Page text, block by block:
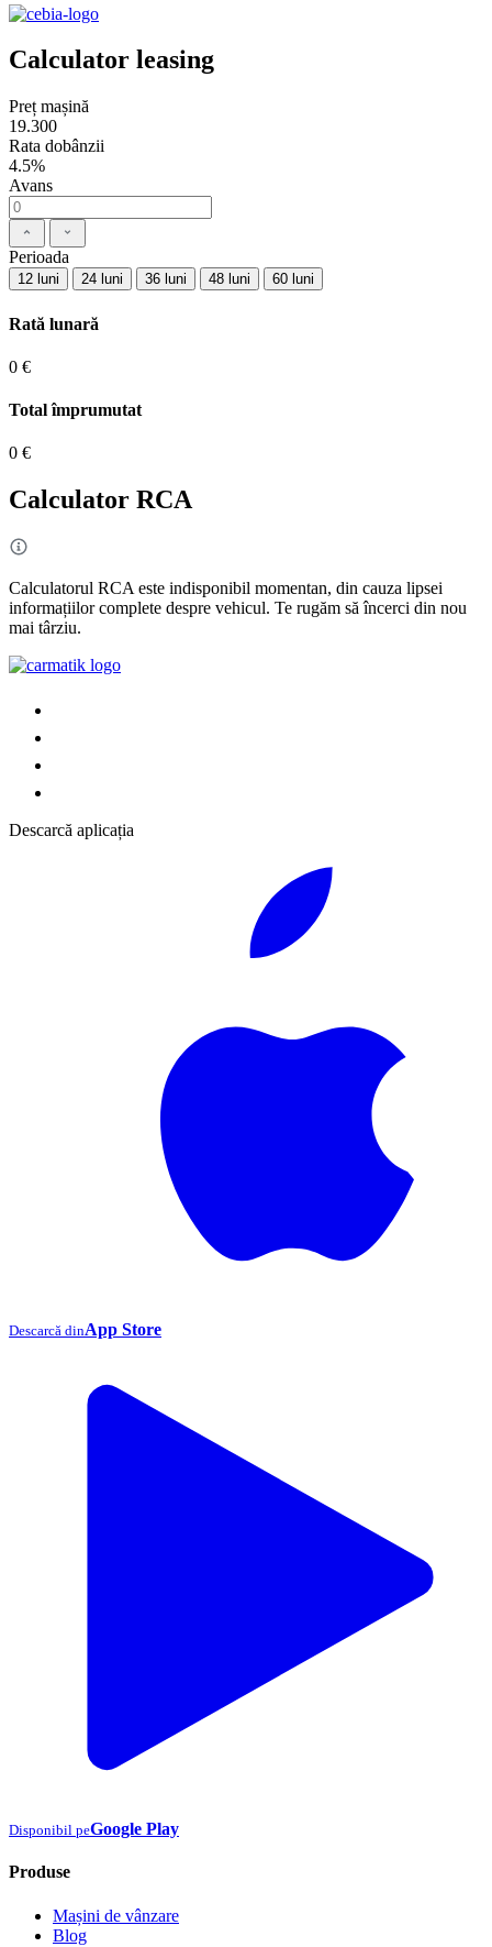
Calculator leasing
Preț mașină
19.300
Rata dobânzii
4.5%
Avans
Perioada
12 luni 24 luni 36 luni 48 luni 60 luni
Rată lunară
0 €
Total împrumutat
0 €
Calculator RCA
Calculatorul RCA este indisponibil momentan, din cauza lipsei
informațiilor complete despre vehicul. Te rugăm să încerci din nou
mai târziu.
Descarcă aplicația
Descarcă dinApp Store
Disponibil peGoogle Play
Produse
Mașini de vânzare
Blog